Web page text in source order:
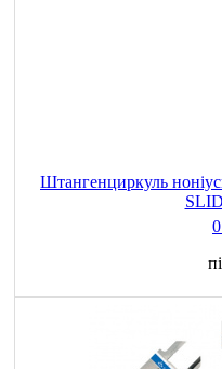
Штангенциркуль